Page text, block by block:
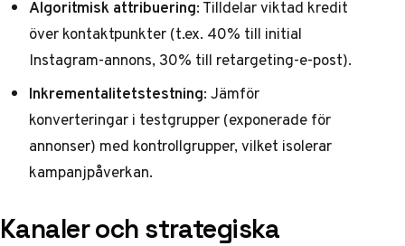
Algoritmisk attribuering: Tilldelar viktad kredit
över kontaktpunkter (t.ex. 40% till initial
Instagram-annons, 30% till retargeting-e-post).
Inkrementalitetstestning: Jämför
konverteringar i testgrupper (exponerade för
annonser) med kontrollgrupper, vilket isolerar
kampanjpåverkan.
Kanaler och strategiska